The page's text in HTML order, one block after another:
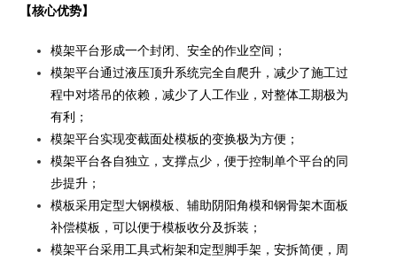
【核心优势】
模架平台形成一个封闭、安全的作业空间；
模架平台通过液压顶升系统完全自爬升，减少了施工过
程中对塔吊的依赖，减少了人工作业，对整体工期极为
有利；
模架平台实现变截面处模板的变换极为方便；
模架平台各自独立，支撑点少，便于控制单个平台的同
步提升；
模板采用定型大钢模板、辅助阴阳角模和钢骨架木面板
补偿模板，可以便于模板收分及拆装；
模架平台采用工具式桁架和定型脚手架，安拆简便，周